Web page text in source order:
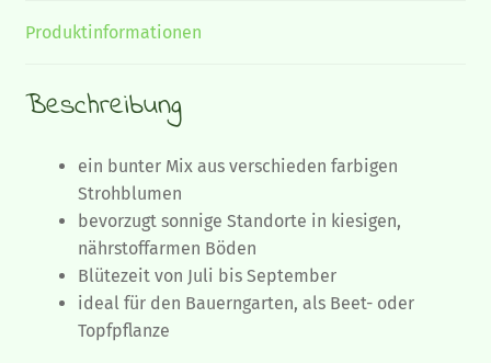
Produktinformationen
Beschreibung
ein bunter Mix aus verschieden farbigen
Strohblumen
bevorzugt sonnige Standorte in kiesigen,
nährstoffarmen Böden
Blütezeit von Juli bis September
ideal für den Bauerngarten, als Beet- oder
Topfpflanze